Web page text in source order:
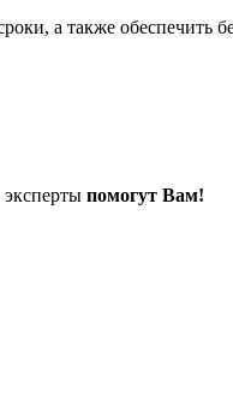
а также обеспечить
помогут Вам!